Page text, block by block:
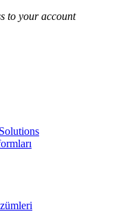
to your account